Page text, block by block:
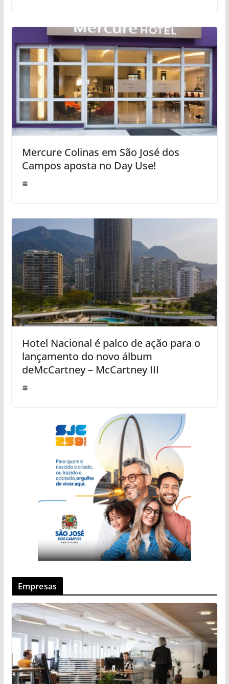
Mercure Colinas em São José dos
Campos aposta no Day Use!
Hotel Nacional é palco de ação para o
lançamento do novo álbum
deMcCartney – McCartney III
Empresas